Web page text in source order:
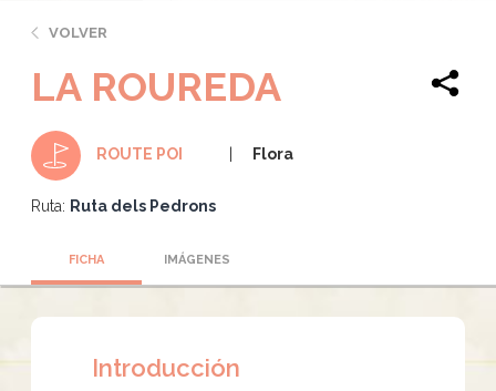
VOLVER
LA ROUREDA
ROUTE POI Flora
Ruta: Ruta dels Pedrons
FICHA IMÁGENES
Introducción